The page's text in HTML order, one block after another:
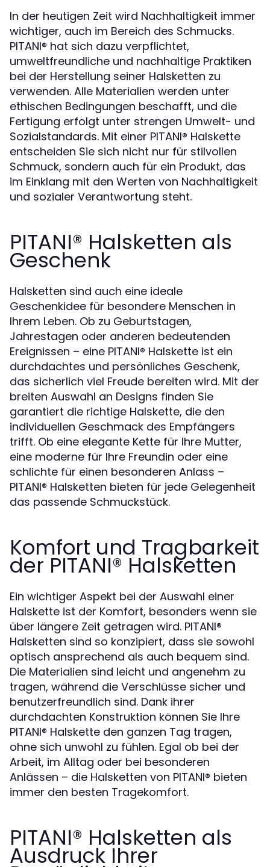
In der heutigen Zeit wird Nachhaltigkeit immer
wichtiger, auch im Bereich des Schmucks.
PITANI®️ hat sich dazu verpflichtet,
umweltfreundliche und nachhaltige Praktiken
bei der Herstellung seiner Halsketten zu
verwenden. Alle Materialien werden unter
ethischen Bedingungen beschafft, und die
Fertigung erfolgt unter strengen Umwelt- und
Sozialstandards. Mit einer PITANI®️ Halskette
entscheiden Sie sich nicht nur für stilvollen
Schmuck, sondern auch für ein Produkt, das
im Einklang mit den Werten von Nachhaltigkeit
und sozialer Verantwortung steht.
PITANI®️ Halsketten als
Geschenk
Halsketten sind auch eine ideale
Geschenkidee für besondere Menschen in
Ihrem Leben. Ob zu Geburtstagen,
Jahrestagen oder anderen bedeutenden
Ereignissen – eine PITANI®️ Halskette ist ein
durchdachtes und persönliches Geschenk,
das sicherlich viel Freude bereiten wird. Mit der
breiten Auswahl an Designs finden Sie
garantiert die richtige Halskette, die den
individuellen Geschmack des Empfängers
trifft. Ob eine elegante Kette für Ihre Mutter,
eine moderne für Ihre Freundin oder eine
schlichte für einen besonderen Anlass –
PITANI®️ Halsketten bieten für jede Gelegenheit
das passende Schmuckstück.
Komfort und Tragbarkeit
der PITANI®️ Halsketten
Ein wichtiger Aspekt bei der Auswahl einer
Halskette ist der Komfort, besonders wenn sie
über längere Zeit getragen wird. PITANI®️
Halsketten sind so konzipiert, dass sie sowohl
optisch ansprechend als auch bequem sind.
Die Materialien sind leicht und angenehm zu
tragen, während die Verschlüsse sicher und
benutzerfreundlich sind. Dank ihrer
durchdachten Konstruktion können Sie Ihre
PITANI®️ Halskette den ganzen Tag tragen,
ohne sich unwohl zu fühlen. Egal ob bei der
Arbeit, im Alltag oder bei besonderen
Anlässen – die Halsketten von PITANI®️ bieten
immer den besten Tragekomfort.
PITANI®️ Halsketten als
Ausdruck Ihrer